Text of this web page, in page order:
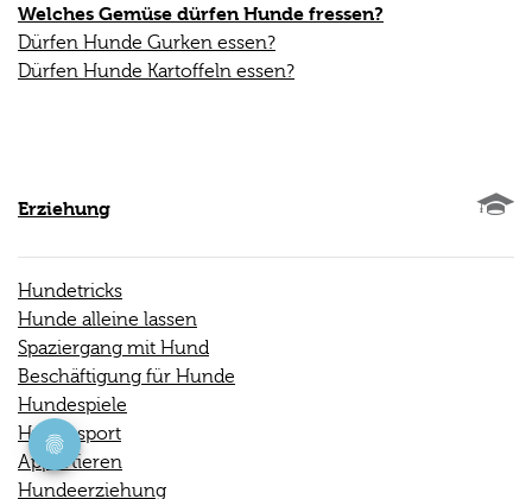
Welches Gemüse dürfen Hunde fressen?
Dürfen Hunde Gurken essen?
Dürfen Hunde Kartoffeln essen?
Erziehung
Hundetricks
Hunde alleine lassen
Spaziergang mit Hund
Beschäftigung für Hunde
Hundespiele
Hundesport
Apportieren
Hundeerziehung